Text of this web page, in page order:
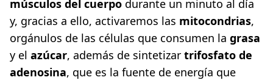
músculos del cuerpo durante un minuto al día
y, gracias a ello, activaremos las mitocondrias,
orgánulos de las células que consumen la grasa
y el azúcar, además de sintetizar trifosfato de
adenosina, que es la fuente de energía que